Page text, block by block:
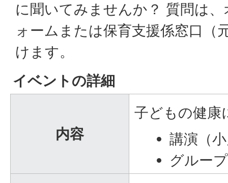
に聞いてみませんか？ 質問は
ォームまたは保育支援係窓口（
けます。
イベントの詳細
内容
子どもの健康
講演（
グルー